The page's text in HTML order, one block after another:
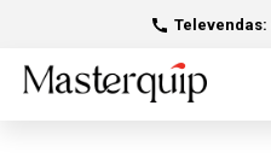
Televendas: